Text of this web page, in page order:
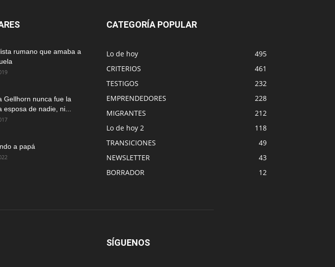
rumano que amaba a
Gellhorn nunca fue la
esposa de nadie, ni...
a papá
CATEGORÍA POPULAR
Lo de hoy
495
CRITERIOS
461
TESTIGOS
232
EMPRENDEDORES
228
MIGRANTES
212
Lo de hoy 2
118
TRANSICIONES
49
NEWSLETTER
43
BORRADOR
12
SÍGUENOS